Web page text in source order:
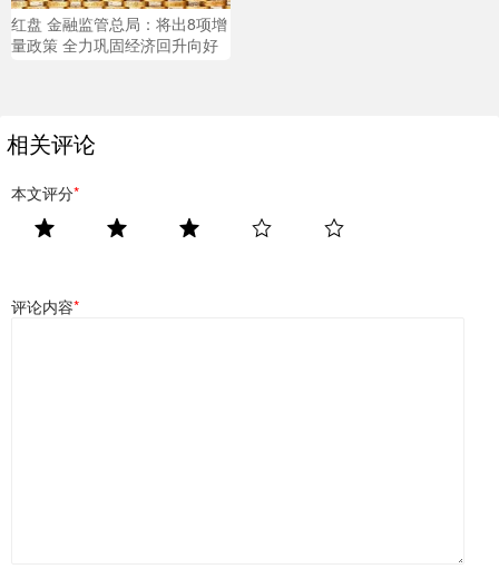
红盘 金融监管总局：将出8项增
量政策 全力巩固经济回升向好
相关评论
本文评分*
评论内容*